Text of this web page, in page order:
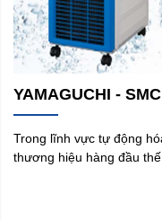
YAMAGUCHI -
Trong lĩnh vực tự động
thương hiệu hàng đầu